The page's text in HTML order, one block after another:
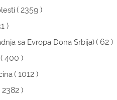
( 2359 )
)
sa Evropa Dona Srbija)( 62 )
( 400 )
( 1012 )
2382 )